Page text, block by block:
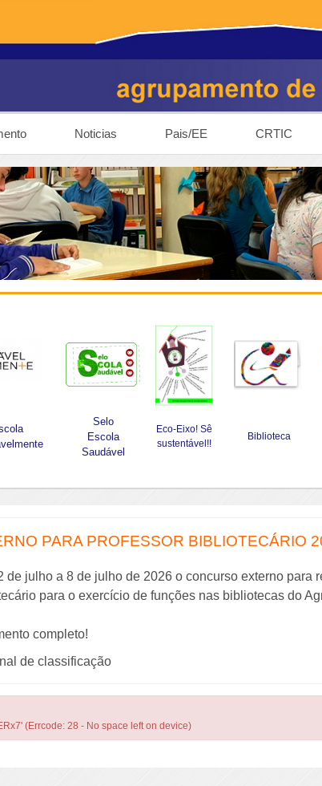
Noticias Pais/EE CRTIC
Selo
Escola
Saudável
Eco-Eixo! Sê
sustentável!!
Biblioteca
PARA PROFESSOR BIBLIOTECÁRIO
de julho a 8 de julho de 2026 o concurso externo para
para o exercício de funções nas bibliotecas do
completo!
de classificação
(Errcode: 28 - No space left on device)